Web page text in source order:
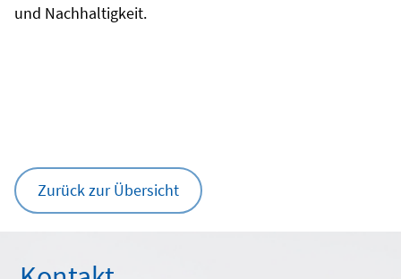
und Nachhaltigkeit.
Zurück zur Übersicht